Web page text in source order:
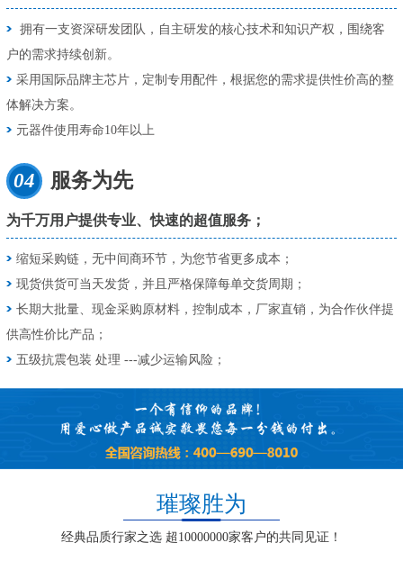
拥有一支资深研发团队，自主研发的核心技术和知识产权，围绕客
户的需求持续创新。
采用国际品牌主芯片，定制专用配件，根据您的需求提供性价高的整
体解决方案。
元器件使用寿命10年以上
04 服务为先
为千万用户提供专业、快速的超值服务；
缩短采购链，无中间商环节，为您节省更多成本；
现货供货可当天发货，并且严格保障每单交货周期；
长期大批量、现金采购原材料，控制成本，厂家直销，为合作伙伴提
供高性价比产品；
五级抗震包装 处理 ---减少运输风险；
璀璨胜为
经典品质行家之选 超10000000家客户的共同见证！